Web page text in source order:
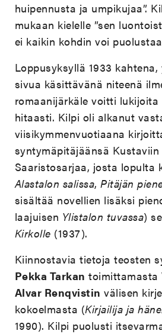
huipennusta ja umpikujaa”.
mukaan kielelle ”sen
ei kaikin kohdin voi
Loppusyksyllä 1933
sivua käsittävänä niteenä
romaanijärkäle voitti lukijoita
hitaasti. Kilpi oli alkanut
viisikymmenvuotiaana
syntymäpitäjäänsä
Saaristosarjaa, josta lopulta
Alastalon salissa,Pitäjän
sisältää novellien lisäksi
laajuisen Ylistalon tuvassa)
Kirkolle (1937).
Kiinnostavia tietoja teosten
Pekka Tarkan toimittamasta
Alvar Renqvistin välisen
kokoelmasta (Kirjailija ja
1990). Kilpi puolusti